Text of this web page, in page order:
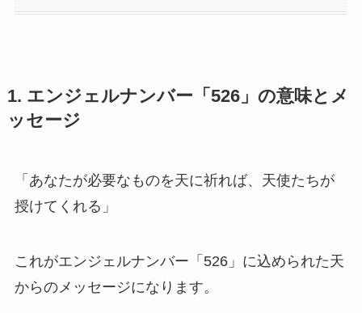
1. エンジェルナンバー「526」の意味とメ
ッセージ
「あなたが必要なものを天に祈れば、天使たちが
授けてくれる」
これがエンジェルナンバー「526」に込められた天
からのメッセージになります。